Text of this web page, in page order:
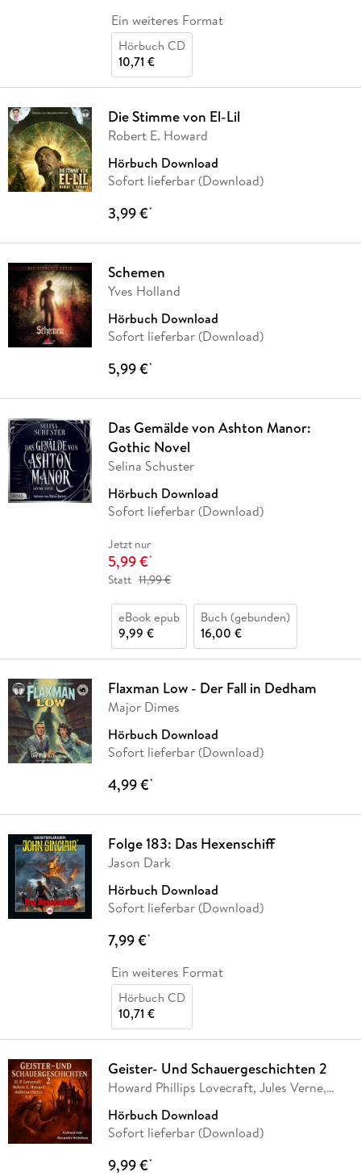
Ein weiteres Format
Hörbuch CD
10,71 €
Die Stimme von El-Lil
Robert E. Howard
Hörbuch Download
Sofort lieferbar (Download)
3,99 €*
Schemen
Yves Holland
Hörbuch Download
Sofort lieferbar (Download)
5,99 €*
Das Gemälde von Ashton Manor:
Gothic Novel
Selina Schuster
Hörbuch Download
Sofort lieferbar (Download)
Jetzt nur
5,99 €*
Statt 11,99 €
eBook epub
9,99 €
Buch (gebunden)
16,00 €
Flaxman Low - Der Fall in Dedham
Major Dimes
Hörbuch Download
Sofort lieferbar (Download)
4,99 €*
Folge 183: Das Hexenschiff
Jason Dark
Hörbuch Download
Sofort lieferbar (Download)
7,99 €*
Ein weiteres Format
Hörbuch CD
10,71 €
Geister- Und Schauergeschichten 2
Howard Phillips Lovecraft, Jules Verne,
Hörbuch Download
Sofort lieferbar (Download)
9,99 €*